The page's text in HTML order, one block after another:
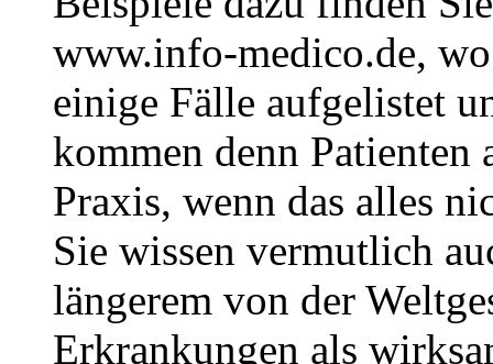
www.info-medico.de,
einige Fälle aufgelistet
kommen denn
Praxis, wenn das alles
Sie wissen vermutlich
längerem von der
Erkrankungen als